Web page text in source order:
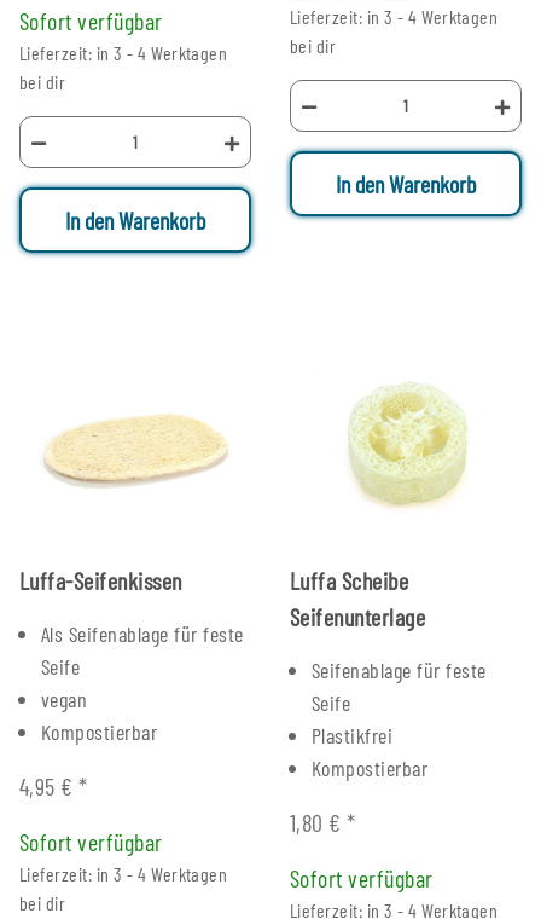
Sofort verfügbar
Lieferzeit: in 3 - 4 Werktagen
bei dir
In den Warenkorb
Lieferzeit: in 3 - 4 Werktagen
bei dir
In den Warenkorb
Luffa-Seifenkissen
Als Seifenablage für feste
Seife
vegan
Kompostierbar
4,95 €*
Sofort verfügbar
Lieferzeit: in 3 - 4 Werktagen
bei dir
Luffa Scheibe
Seifenunterlage
Seifenablage für feste
Seife
Plastikfrei
Kompostierbar
1,80 €*
Sofort verfügbar
Lieferzeit: in 3 - 4 Werktagen